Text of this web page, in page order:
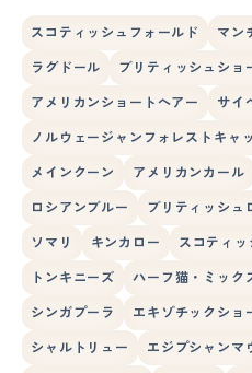
スコティッシュフォールド マン
ラグドール ブリティッシュショ
アメリカンショートヘアー サイ
ノルウェージャンフォレストキャ
メインクーン アメリカンカール
ロシアンブルー ブリティッシュ
ソマリ キンカロー スコティ
トンキニーズ ハーフ猫・ミック
シンガプーラ エキゾチックショ
シャルトリュー エジプシャンマ